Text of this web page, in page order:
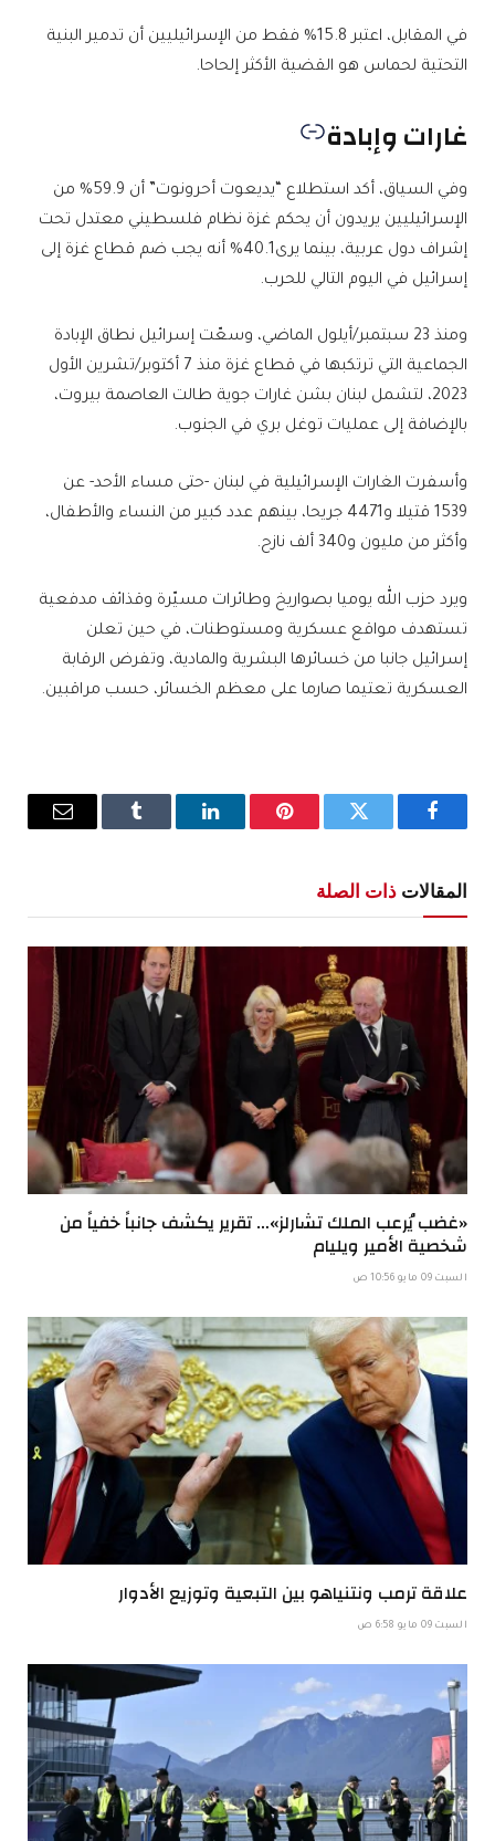
في المقابل، اعتبر 15.8% فقط من الإسرائيليين أن تدمير البنية
التحتية لحماس هو القضية الأكثر إلحاحا.
غارات وإبادة
وفي السياق، أكد استطلاع “يديعوت أحرونوت” أن 59.9% من
الإسرائيليين يريدون أن يحكم غزة نظام فلسطيني معتدل تحت
إشراف دول عربية، بينما يرى40.1% أنه يجب ضم قطاع غزة إلى
إسرائيل في اليوم التالي للحرب.
ومنذ 23 سبتمبر/أيلول الماضي، وسعّت إسرائيل نطاق الإبادة
الجماعية التي ترتكبها في قطاع غزة منذ 7 أكتوبر/تشرين الأول
2023، لتشمل لبنان بشن غارات جوية طالت العاصمة بيروت،
بالإضافة إلى عمليات توغل بري في الجنوب.
وأسفرت الغارات الإسرائيلية في لبنان -حتى مساء الأحد- عن
1539 قتيلا و4471 جريحا، بينهم عدد كبير من النساء والأطفال،
وأكثر من مليون و340 ألف نازح.
ويرد حزب الله يوميا بصواريخ وطائرات مسيّرة وقذائف مدفعية
تستهدف مواقع عسكرية ومستوطنات، في حين تعلن
إسرائيل جانبا من خسائرها البشرية والمادية، وتفرض الرقابة
العسكرية تعتيما صارما على معظم الخسائر، حسب مراقبين.
فيسبوك تويتر بينتيريستلينكدإن Tumblr
البريد
المقالات ذات الصلة
«غضب يُرعب الملك تشارلز»… تقرير يكشف جانباً خفياً من
شخصية الأمير ويليام
السبت 09 مايو 10:56 ص
علاقة ترمب ونتنياهو بين التبعية وتوزيع الأدوار
السبت 09 مايو 6:58 ص